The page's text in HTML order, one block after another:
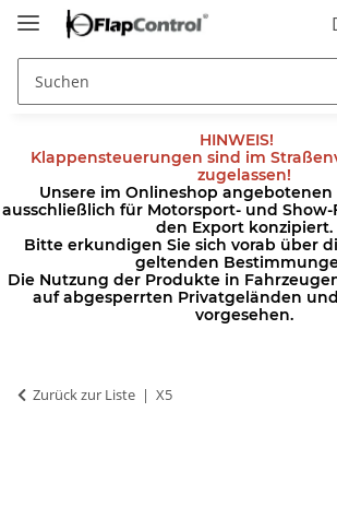
HINWEIS!
Klappensteuerungen sind im
zugelassen!
Unsere im Onlineshop
ausschließlich für Motorsport- und
den Export konzipiert.
Bitte erkundigen Sie sich vorab über
geltenden
Die Nutzung der Produkte in
auf abgesperrten Privatgeländen
vorgesehen.
Zurück zur Liste X5